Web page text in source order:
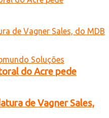
do Acre pede
de Vagner Sales,
Soluções